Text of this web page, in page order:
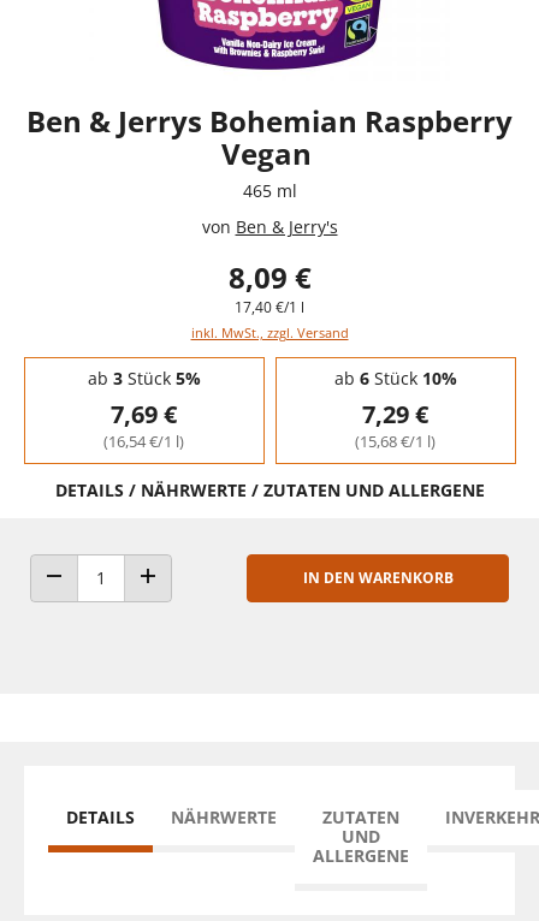
Ben & Jerrys Bohemian Raspberry
Vegan
465 ml
von Ben & Jerry's
8,09 €
17,40 €/1 l
inkl. MwSt., zzgl. Versand
Staffelpreise - Mengenrabatt
ab 3Stück 5%
7,69 €
(16,54 €/1 l)
ab 6Stück 10%
7,29 €
(15,68 €/1 l)
DETAILS / NÄHRWERTE / ZUTATEN UND ALLERGENE
ANZAHL VERRINGERNANZAHL ERHÖHEN
IN DEN WARENKORB
DETAILS NÄHRWERTE
ZUTATEN
UND
ALLERGENE